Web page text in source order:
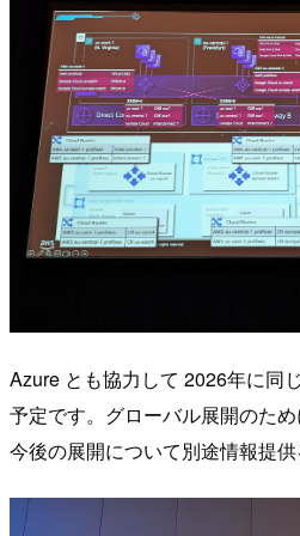
Azure とも協力して 2026年に同
予定です。グローバル展開のた
今後の展開について別途情報提供